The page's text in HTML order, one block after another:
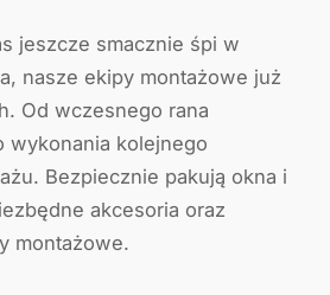
jeszcze smacznie śpi w
nasze ekipy montażowe już
Od wczesnego rana
wykonania kolejnego
Bezpiecznie pakują okna i
akcesoria oraz
montażowe.